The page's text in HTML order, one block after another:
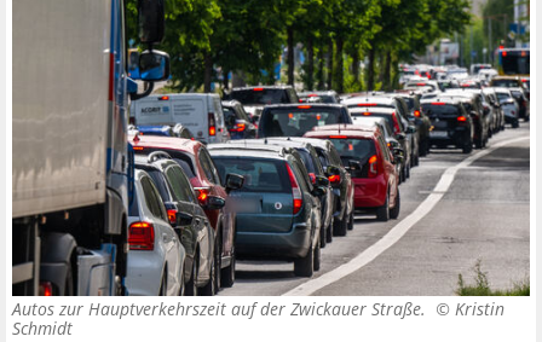
Autos zur Hauptverkehrszeit auf der Zwickauer Straße. © Kristin
Schmidt